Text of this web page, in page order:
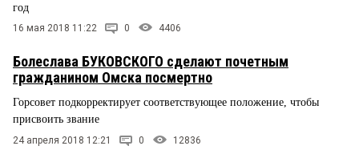
год
16 мая 2018 11:22 0 4406
Болеслава БУКОВСКОГО сделают почетным
гражданином Омска посмертно
Горсовет подкорректирует соответствующее положение, чтобы
присвоить звание
24 апреля 2018 12:21 0 12836